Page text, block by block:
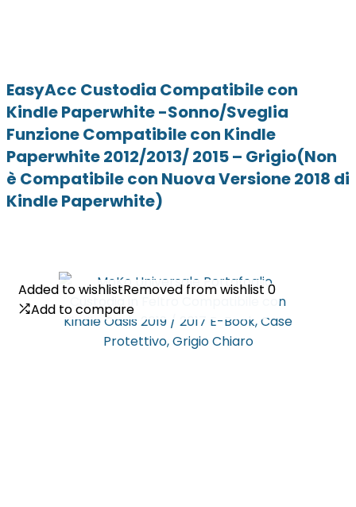
EasyAcc Custodia Compatibile con
Kindle Paperwhite -Sonno/Sveglia
Funzione Compatibile con Kindle
Paperwhite 2012/2013/ 2015 – Grigio(Non
è Compatibile con Nuova Versione 2018 di
Kindle Paperwhite)
Added to wishlistRemoved from wishlist 0
Add to compare
Added to wishlistRemoved from wishlist 0
Add to compare